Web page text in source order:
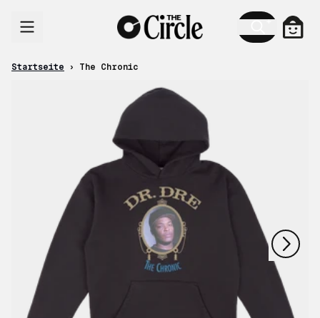
Startseite › The Chronic
vorheriges
nächstes